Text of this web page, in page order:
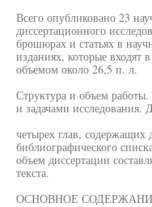
Всего опубликовано 23
диссертационного
брошюрах и статьях в
изданиях, которые
объемом около 26,5 п. л.
Структура и объем работы.
и задачами исследования.
четырех глав, содержащих
библиографического
объем диссертации
текста.
ОСНОВНОЕ